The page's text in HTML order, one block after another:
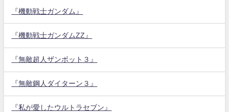
『機動戦士ガンダム』
『機動戦士ガンダムZZ』
『無敵超人ザンボット３』
『無敵鋼人ダイターン３』
『私が愛したウルトラセブン』